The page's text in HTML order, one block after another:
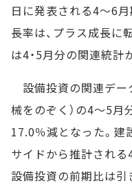
日に発表される4～6
長率は、プラス成長に
は4・5月分の関連統計
設備投資の関連デー
械をのぞく）の4～5
17.0％減となった。建
サイドから推計され
設備投資の前期比は引